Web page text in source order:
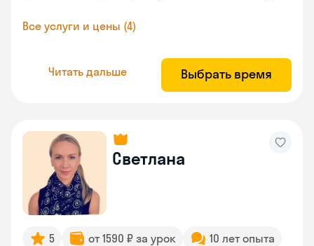
Все услуги и цены (4)
Читать дальше Выбрать время
Светлана
5 от 1590 ₽ за урок
10 лет опыта